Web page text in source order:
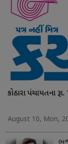
કોઠારા પંચાયતના
August 10, Mon,